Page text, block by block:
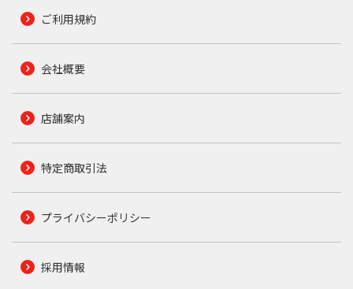
ご利用規約
会社概要
店舗案内
特定商取引法
プライバシーポリシー
採用情報